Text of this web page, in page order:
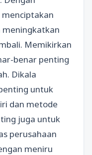
Memikirkan
benar penting
Dikala
untuk
dan metode
juga untuk
perusahaan
meniru